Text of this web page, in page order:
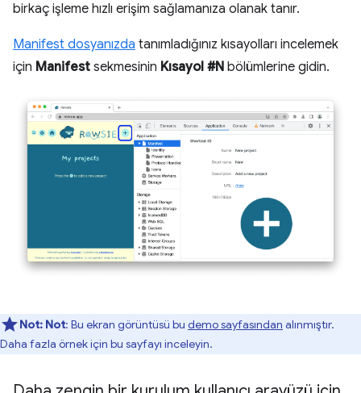
birkaç işleme hızlı erişim sağlamanıza olanak tanır.
Manifest dosyanızda tanımladığınız kısayolları incelemek
için Manifest sekmesinin Kısayol #N bölümlerine gidin.
Not: Not: Bu ekran görüntüsü bu demo sayfasından alınmıştır.
Daha fazla örnek için bu sayfayı inceleyin.